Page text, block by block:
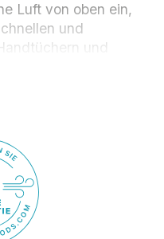
Luft von oben ein,
und
und
und zu bewegen.